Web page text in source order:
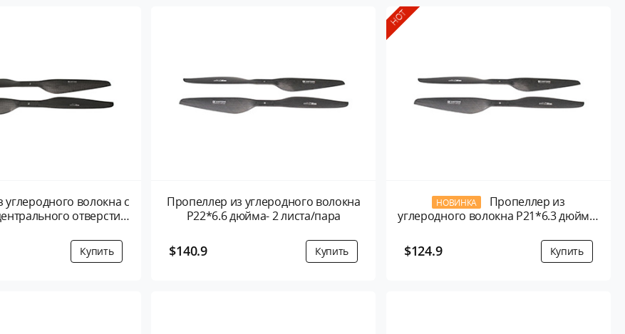
волокна с
отверстия
Пропеллер из углеродного волокна
P22*6.6 дюйма- 2 листа/пара
$140.9
HOT
НОВИНКА
углеродного волокна P21*6.3 дюйма-
$124.9